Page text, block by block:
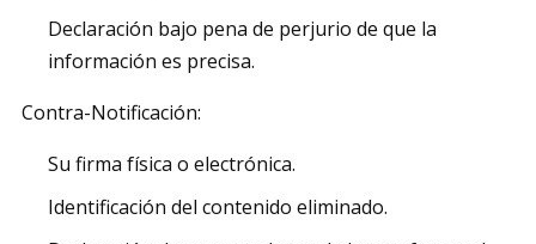
Declaración bajo pena de perjurio de que la
información es precisa.
Contra-Notificación:
Su firma física o electrónica.
Identificación del contenido eliminado.